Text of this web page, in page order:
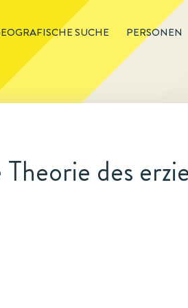
SUCHE PERSONEN
des